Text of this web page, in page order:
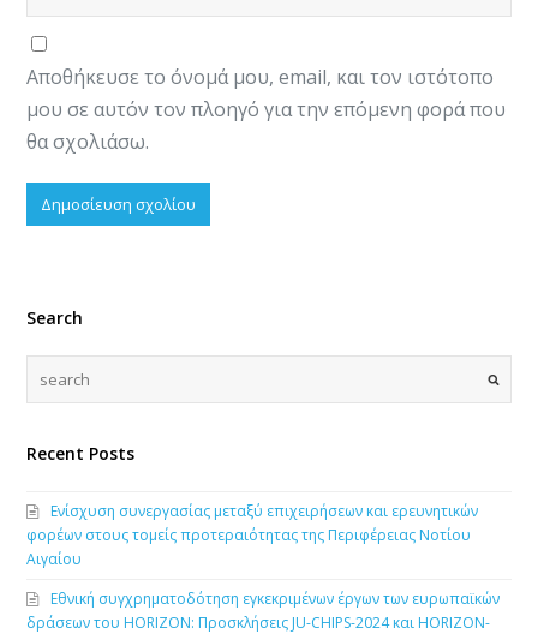
Αποθήκευσε το όνομά μου, email, και τον ιστότοπο
μου σε αυτόν τον πλοηγό για την επόμενη φορά που
θα σχολιάσω.
Search
Recent Posts
Ενίσχυση συνεργασίας μεταξύ επιχειρήσεων και ερευνητικών
φορέων στους τομείς προτεραιότητας της Περιφέρειας Νοτίου
Αιγαίου
Εθνική συγχρηματοδότηση εγκεκριμένων έργων των ευρωπαϊκών
δράσεων του HORIZON: Προσκλήσεις JU-CHIPS-2024 και HORIZON-